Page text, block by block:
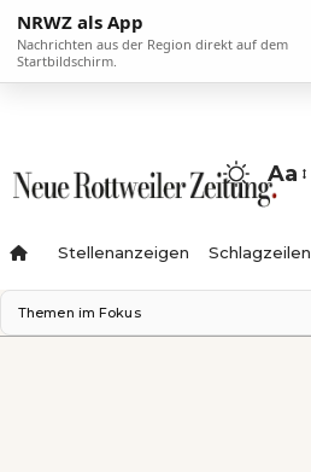
NRWZ als App
Nachrichten aus der Region direkt auf dem
Startbildschirm.
Aa
Stellenanzeigen Schlagzeilen
Themen im Fokus